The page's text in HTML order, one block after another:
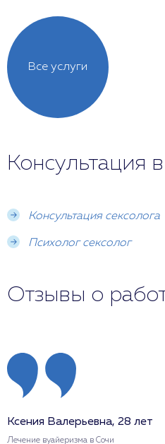
Все услуги
Консультация
Консультация сексолога
Психолог сексолог
Отзывы о
Ксения Валерьевна, 28 лет
Лечение вуайеризма в Сочи